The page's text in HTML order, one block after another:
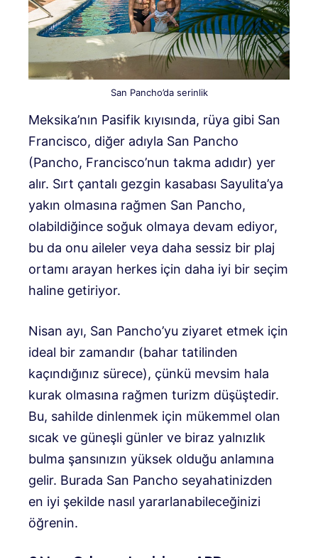
San Pancho’da serinlik
Meksika’nın Pasifik kıyısında, rüya gibi San
Francisco, diğer adıyla San Pancho
(Pancho, Francisco’nun takma adıdır) yer
alır. Sırt çantalı gezgin kasabası Sayulita’ya
yakın olmasına rağmen San Pancho,
olabildiğince soğuk olmaya devam ediyor,
bu da onu aileler veya daha sessiz bir plaj
ortamı arayan herkes için daha iyi bir seçim
haline getiriyor.
Nisan ayı, San Pancho’yu ziyaret etmek için
ideal bir zamandır (bahar tatilinden
kaçındığınız sürece), çünkü mevsim hala
kurak olmasına rağmen turizm düşüştedir.
Bu, sahilde dinlenmek için mükemmel olan
sıcak ve güneşli günler ve biraz yalnızlık
bulma şansınızın yüksek olduğu anlamına
gelir. Burada San Pancho seyahatinizden
en iyi şekilde nasıl yararlanabileceğinizi
öğrenin.